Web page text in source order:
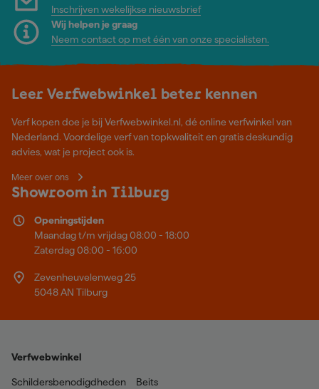
Inschrijven wekelijkse nieuwsbrief
Wij helpen je graag
Neem contact op met één van onze specialisten.
Leer Verfwebwinkel beter kennen
Verf kopen doe je bij Verfwebwinkel.nl, dé online verfwinkel van
Nederland. Voordelige verf van topkwaliteit en gratis deskundig
advies, wat je project ook is.
Meer over ons
Showroom in Tilburg
Openingstijden
Maandag t/m vrijdag 08:00 - 18:00
Zaterdag 08:00 - 16:00
Zevenheuvelenweg 25
5048 AN Tilburg
Verfwebwinkel
Schildersbenodigdheden
Beits